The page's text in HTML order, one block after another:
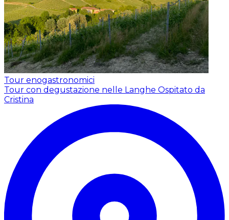
Tour enogastronomici
Tour con degustazione nelle Langhe Ospitato da
Cristina